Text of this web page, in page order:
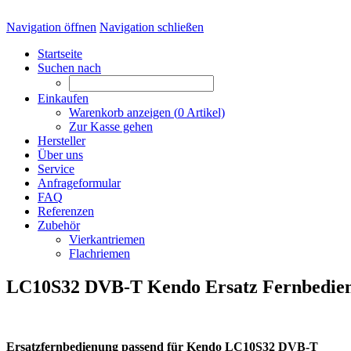
Navigation öffnen Navigation schließen
Startseite
Suchen nach
Einkaufen
Warenkorb anzeigen (0 Artikel)
Zur Kasse gehen
Hersteller
Über uns
Service
Anfrageformular
FAQ
Referenzen
Zubehör
Vierkantriemen
Flachriemen
LC10S32 DVB-T Kendo Ersatz
Ersatzfernbedienung passend für Kendo LC10S32 DVB-T